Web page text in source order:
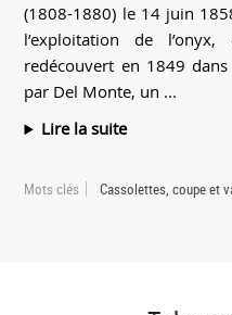
(1808-1880) le 14 juin
l’exploitation de
redécouvert en 1849
par Del Monte, un ...
Lire la suite
Mots clés Cassolettes, coupe et